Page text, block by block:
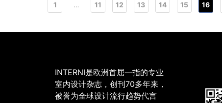
1 … 11 12 13 14 15 16
INTERNI是欧洲首屈一指的专业
室内设计杂志，创刊70多年来，
被誉为全球设计流行趋势代言